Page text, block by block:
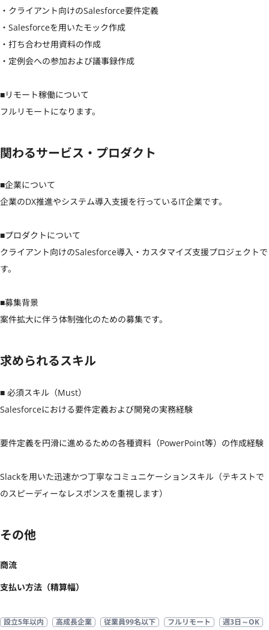
・クライアント向けのSalesforce要件定義
・Salesforceを用いたモック作成
・打ち合わせ用資料の作成
・定例会への参加および議事録作成
■リモート稼働について
フルリモートになります。
関わるサービス・プロダクト
■企業について
企業のDX推進やシステム導入支援を行っているIT企業です。
■プロダクトについて
クライアント向けのSalesforce導入・カスタマイズ支援プロジェクトで
す。
■募集背景
案件拡大に伴う体制強化のための募集です。
求められるスキル
■ 必須スキル（Must）
Salesforceにおける要件定義および開発の実務経験
要件定義を円滑に進めるための各種資料（PowerPoint等）の作成経験
Slackを用いた迅速かつ丁寧なコミュニケーションスキル（テキストで
のスピーディーなレスポンスを重視します）
その他
商流
支払い方法（精算幅）
設立5年以内 高成長企業 従業員99名以下 フルリモート
週3日～OK